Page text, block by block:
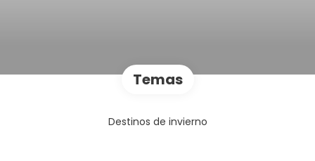
Temas
Destinos de invierno